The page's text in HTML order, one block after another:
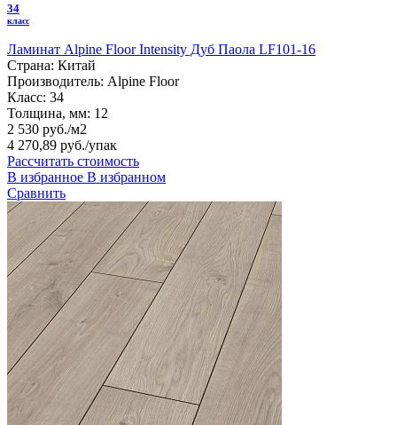
34
класс
Ламинат Alpine Floor Intensity Дуб Паола LF101-16
Страна: Китай
Производитель: Alpine Floor
Класс: 34
Толщина, мм: 12
2 530 руб./м2
4 270,89 руб./упак
Рассчитать стоимость
В избранное В избранном
Сравнить